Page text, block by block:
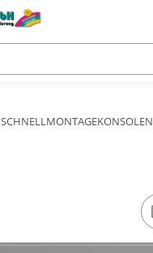
SCHNELLMONTAGEKONSOLEN